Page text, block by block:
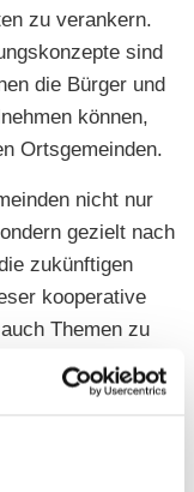
zu verankern.
sind
die Bürger und
können,
Ortsgemeinden.
nicht nur
gezielt nach
zukünftigen
kooperative
Themen zu
Dorf alleine
großen Aufwand
wie Digitalisierung